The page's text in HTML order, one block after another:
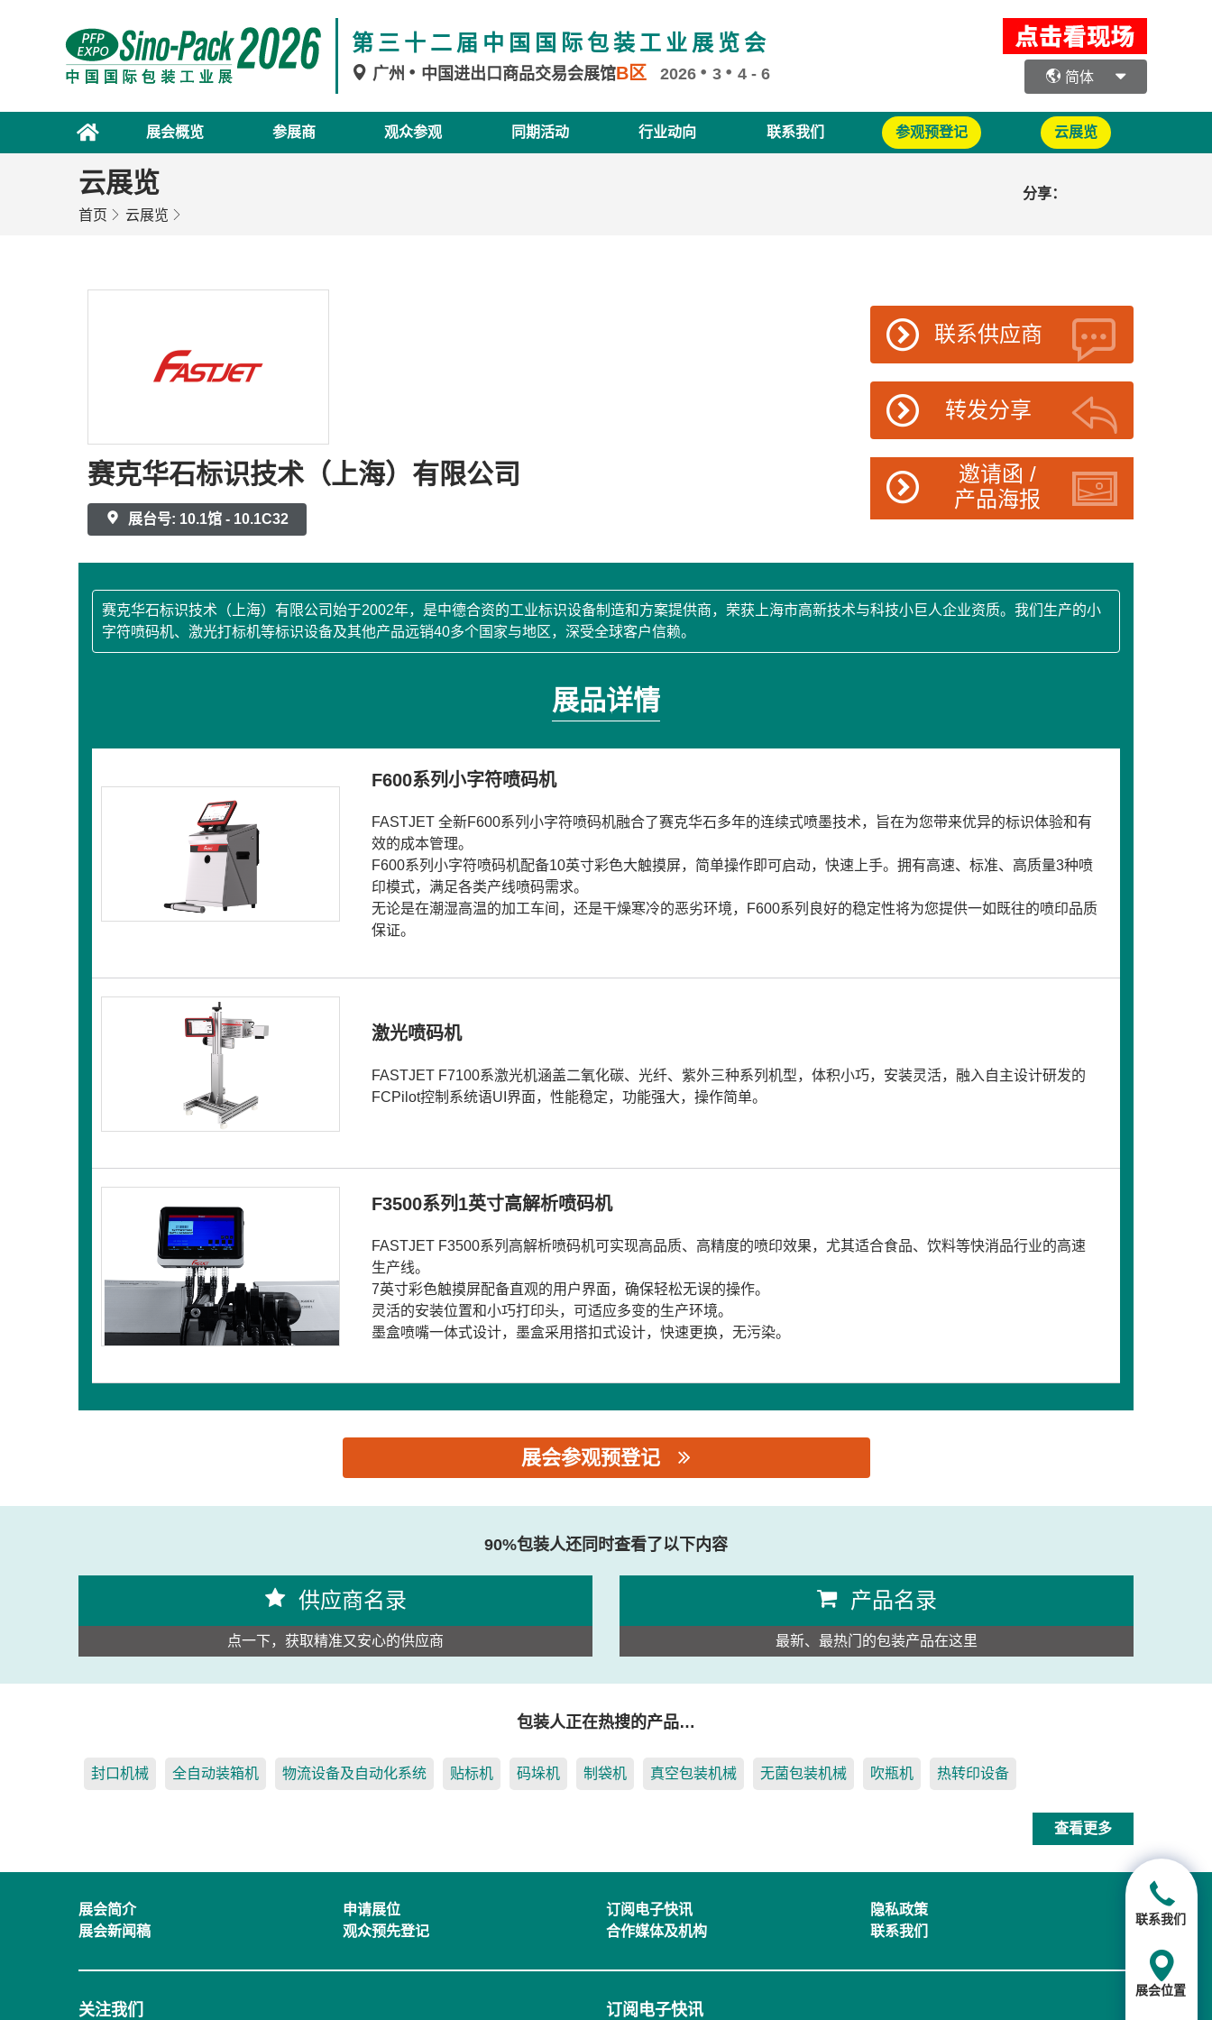
第三十二届中国国际包装工业展览会
广州 中国进出口商品交易会展馆B区 2026 3 4 - 6 简体
展会概览 参展商 观众参观 同期活动 行业动向 联系我们 参观预登记 云展览
云展览
首页 云展览
分享：
赛克华石标识技术（上海）有限公司
展台号: 10.1馆 - 10.1C32
联系供应商
转发分享
邀请函 /
产品海报
赛克华石标识技术（上海）有限公司始于2002年，是中德合资的工业标识设备制造和方案提供商，荣获上海市高新技术与科技小巨人企业资质。我们生产的小
字符喷码机、激光打标机等标识设备及其他产品远销40多个国家与地区，深受全球客户信赖。
展品详情
F600系列小字符喷码机
FASTJET 全新F600系列小字符喷码机融合了赛克华石多年的连续式喷墨技术，旨在为您带来优异的标识体验和有
效的成本管理。
F600系列小字符喷码机配备10英寸彩色大触摸屏，简单操作即可启动，快速上手。拥有高速、标准、高质量3种喷
印模式，满足各类产线喷码需求。
无论是在潮湿高温的加工车间，还是干燥寒冷的恶劣环境，F600系列良好的稳定性将为您提供一如既往的喷印品质
保证。
激光喷码机
FASTJET F7100系激光机涵盖二氧化碳、光纤、紫外三种系列机型，体积小巧，安装灵活，融入自主设计研发的
FCPilot控制系统语UI界面，性能稳定，功能强大，操作简单。
F3500系列1英寸高解析喷码机
FASTJET F3500系列高解析喷码机可实现高品质、高精度的喷印效果，尤其适合食品、饮料等快消品行业的高速
生产线。
7英寸彩色触摸屏配备直观的用户界面，确保轻松无误的操作。
灵活的安装位置和小巧打印头，可适应多变的生产环境。
墨盒喷嘴一体式设计，墨盒采用搭扣式设计，快速更换，无污染。
展会参观预登记
90%包装人还同时查看了以下内容
供应商名录
点一下，获取精准又安心的供应商
产品名录
最新、最热门的包装产品在这里
包装人正在热搜的产品…
封口机械 全自动装箱机 物流设备及自动化系统 贴标机 码垛机 制袋机 真空包装机械 无菌包装机械 吹瓶机 热转印设备
查看更多
展会简介
展会新闻稿
申请展位
观众预先登记
订阅电子快讯
合作媒体及机构
隐私政策
联系我们
关注我们 订阅电子快讯
联系我们
展会位置